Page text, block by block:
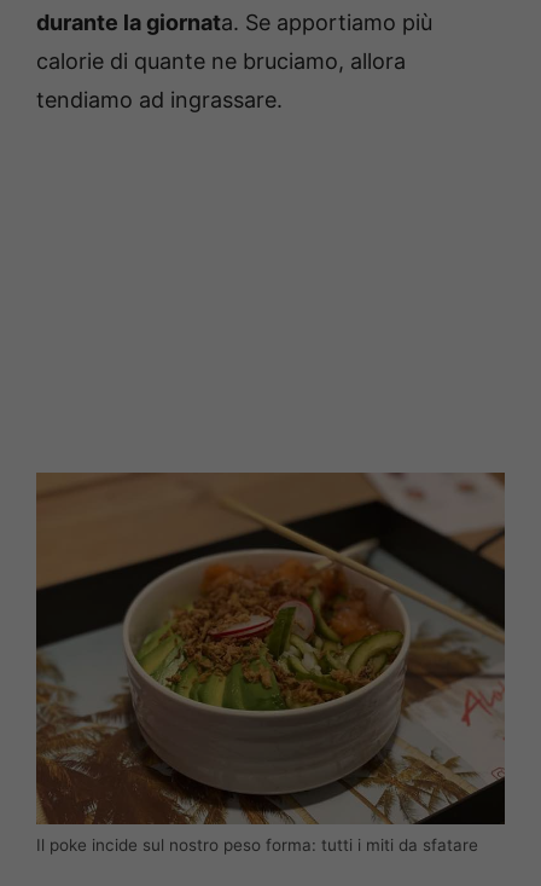
durante la giornata. Se apportiamo più
calorie di quante ne bruciamo, allora
tendiamo ad ingrassare.
Il poke incide sul nostro peso forma: tutti i miti da sfatare